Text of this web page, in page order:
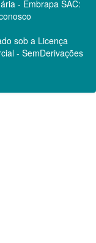
- Embrapa SAC:
sob a Licença
- SemDerivações